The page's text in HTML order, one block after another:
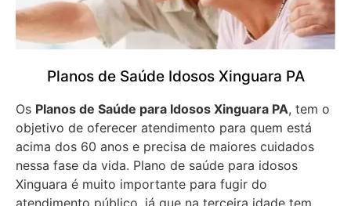
Planos de Saúde Idosos Xinguara PA
Os Planos de Saúde para Idosos Xinguara PA, tem o
objetivo de oferecer atendimento para quem está
acima dos 60 anos e precisa de maiores cuidados
nessa fase da vida. Plano de saúde para idosos
Xinguara é muito importante para fugir do
atendimento público, já que na terceira idade tem